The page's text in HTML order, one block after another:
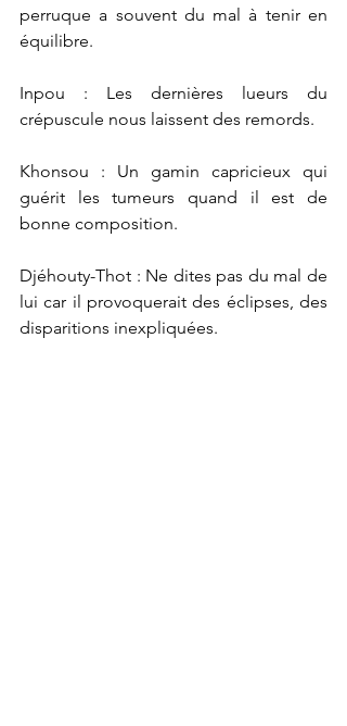
perruque a souvent du mal à tenir en
équilibre.
Inpou : Les dernières lueurs du
crépuscule nous laissent des remords.
Khonsou : Un gamin capricieux qui
guérit les tumeurs quand il est de
bonne composition.
Djéhouty-Thot : Ne dites pas du mal de
lui car il provoquerait des éclipses, des
disparitions inexpliquées.